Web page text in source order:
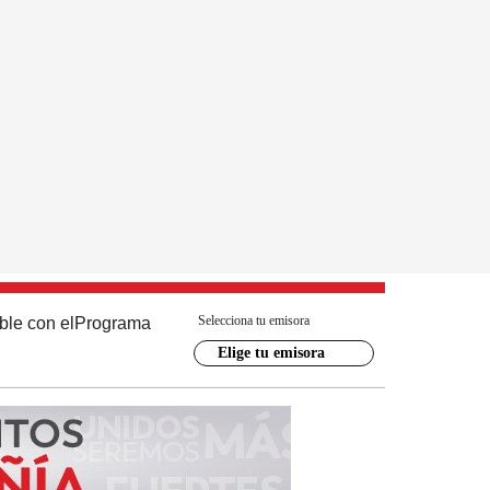
con el Programa Selecciona tu emisora
Elige tu emisora